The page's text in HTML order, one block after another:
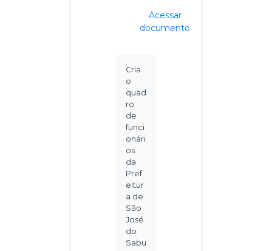
Acessar
documento
Cria
o
quad
ro
de
funci
onári
os
da
Pref
eitur
a de
São
José
do
Sabu